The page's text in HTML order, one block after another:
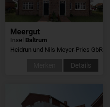
Meergut
Insel Baltrum
Heidrun und Nils Meyer-Pries GbR
Details